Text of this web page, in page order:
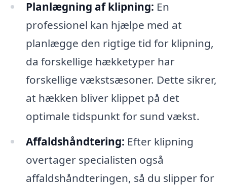
Planlægning af klipning: En
professionel kan hjælpe med at
planlægge den rigtige tid for klipning,
da forskellige hækketyper har
forskellige vækstsæsoner. Dette sikrer,
at hækken bliver klippet på det
optimale tidspunkt for sund vækst.
Affaldshåndtering: Efter klipning
overtager specialisten også
affaldshåndteringen, så du slipper for